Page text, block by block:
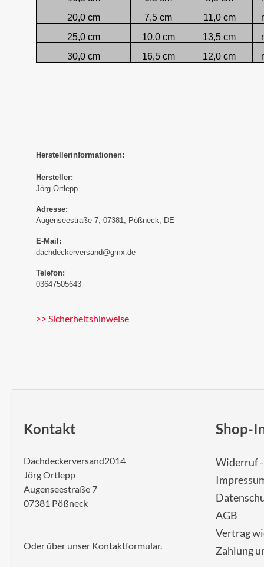
20,0 cm
7,5 cm 11,0 cm
25,0 cm
10,0 cm 13,5 cm
30,0 cm
16,5 cm 12,0 cm
Herstellerinformationen:
Hersteller:
Jörg Ortlepp
Adresse:
Augenseestraße 7, 07381, Pößneck, DE
E-Mail:
dachdeckerversand@gmx.de
Telefon:
03647505643
>> Sicherheitshinweise
Kontakt
Dachdeckerversand2014
Jörg Ortlepp
Augenseestraße 7
07381 Pößneck
Oder über unser Kontaktformular.
Shop-
Widerruf
AGB
Vertrag
Zahlung